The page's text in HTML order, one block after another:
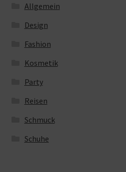
Allgemein
Design
Fashion
Kosmetik
Party
Reisen
Schmuck
Schuhe